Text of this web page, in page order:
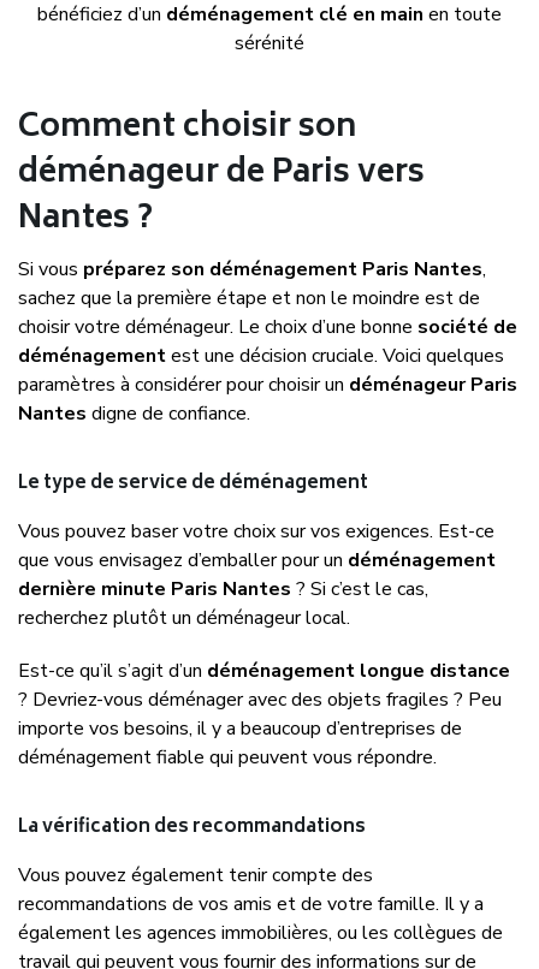
bénéficiez d’un déménagement clé en main en toute
sérénité
Comment choisir son
déménageur de Paris vers
Nantes ?
Si vous préparez son déménagement Paris Nantes,
sachez que la première étape et non le moindre est de
choisir votre déménageur. Le choix d’une bonne société de
déménagementest une décision cruciale. Voici quelques
paramètres à considérer pour choisir un déménageur Paris
Nantes digne de confiance.
Le type de service de déménagement
Vous pouvez baser votre choix sur vos exigences. Est-ce
que vous envisagez d’emballer pour un déménagement
dernière minute Paris Nantes ? Si c’est le cas,
recherchez plutôt un déménageur local.
Est-ce qu’il s’agit d’un déménagement longue distance
? Devriez-vous déménager avec des objets fragiles ? Peu
importe vos besoins, il y a beaucoup d’entreprises de
déménagement fiable qui peuvent vous répondre.
La vérification des recommandations
Vous pouvez également tenir compte des
recommandations de vos amis et de votre famille. Il y a
également les agences immobilières, ou les collègues de
travail qui peuvent vous fournir des informations sur de